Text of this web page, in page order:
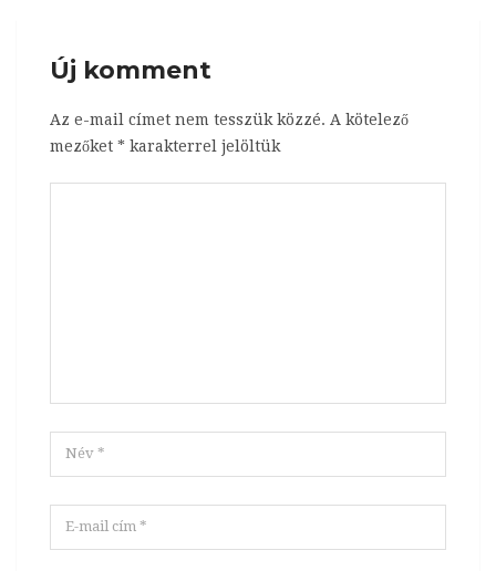
Új komment
Az e-mail címet nem tesszük közzé. A kötelező
mezőket * karakterrel jelöltük